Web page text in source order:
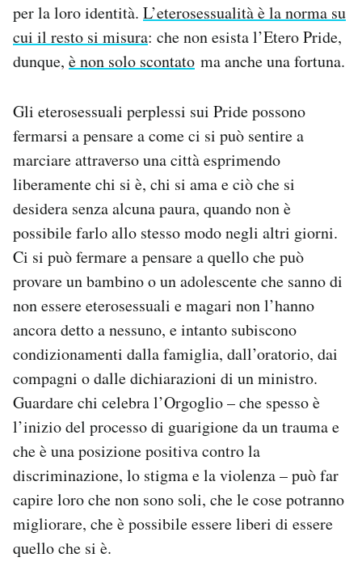
per la loro identità. L’eterosessualità è la norma su
cui il resto si misura: che non esista l’Etero Pride,
dunque, è non solo scontato ma anche una fortuna.
Gli eterosessuali perplessi sui Pride possono
fermarsi a pensare a come ci si può sentire a
marciare attraverso una città esprimendo
liberamente chi si è, chi si ama e ciò che si
desidera senza alcuna paura, quando non è
possibile farlo allo stesso modo negli altri giorni.
Ci si può fermare a pensare a quello che può
provare un bambino o un adolescente che sanno di
non essere eterosessuali e magari non l’hanno
ancora detto a nessuno, e intanto subiscono
condizionamenti dalla famiglia, dall’oratorio, dai
compagni o dalle dichiarazioni di un ministro.
Guardare chi celebra l’Orgoglio – che spesso è
l’inizio del processo di guarigione da un trauma e
che è una posizione positiva contro la
discriminazione, lo stigma e la violenza – può far
capire loro che non sono soli, che le cose potranno
migliorare, che è possibile essere liberi di essere
quello che si è.